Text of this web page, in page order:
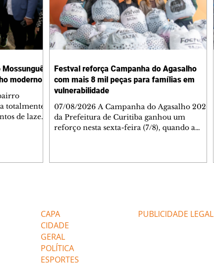
moderno
totalmente
de lazer
Festval reforça Campanha do Agasalho
com mais 8 mil peças para famílias em
vulnerabilidade
07/08/2026 A Campanha do Agasalho 2026
da Prefeitura de Curitiba ganhou um
reforço nesta sexta-feira (7/8), quando a
vulnerabilidade social atendidas pela rede
socioassistencial do município. Esta é a
segunda con
CAPA
CIDADE
GERAL
POLÍTICA
ESPORTES
PUBLICIDADE LEGAL